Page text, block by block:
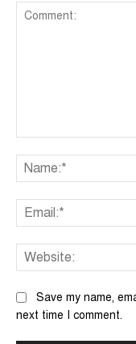
Save my name,
next time I comment.